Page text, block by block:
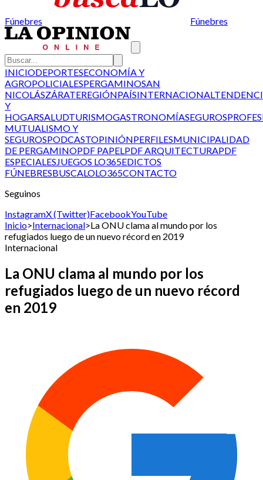
Fúnebres Fúnebres
INICIODEPORTESECONOMÍA Y
AGROPOLICIALESPERGAMINOSAN
NICOLÁSZÁRATEREGIÓNPAÍSINTERNACIONAL
Y
HOGARSALUDTURISMOGASTRONOMÍASEGUROS
MUTUALISMO Y
SEGUROSPODCASTOPINIÓNPERFILESMUNICIPALIDAD
DE PERGAMINOPDF PAPELPDF ARQUITECTURAPDF
ESPECIALESJUEGOS LO365EDICTOS
FÚNEBRESBUSCALOLO365CONTACTO
Seguinos
InstagramX (Twitter)FacebookYouTube
Inicio>Internacional>La ONU clama al mundo por los
refugiados luego de un nuevo récord en 2019
Internacional
La ONU clama al mundo por los
refugiados luego de un nuevo récord
en 2019